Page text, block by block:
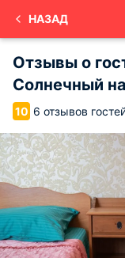
НАЗАД
Отзывы о
Солнечный
10 6 отзывов